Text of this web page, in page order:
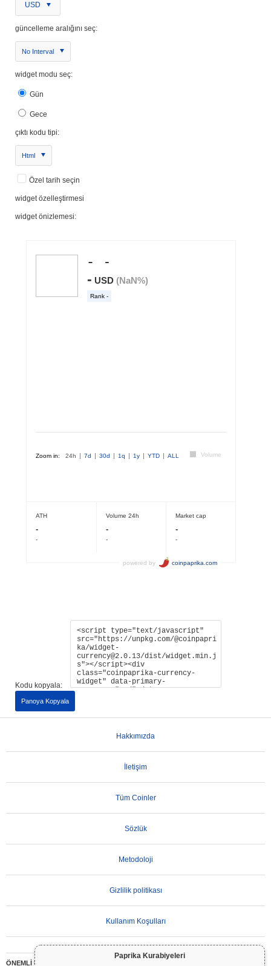
Paprika Kurabiyeleri
USD
güncelleme aralığını seç:
No Interval
widget modu seç:
Gün
Gece
çıktı kodu tipi:
Html
Özel tarih seçin
widget özelleştirmesi
widget önizlemesi:
Kodu kopyala:
Panoya Kopyala
Hakkımızda
İletişim
Tüm Coinler
Sözlük
Metodoloji
Gizlilik politikası
Kullanım Koşulları
ÖNEMLİ UYARI: